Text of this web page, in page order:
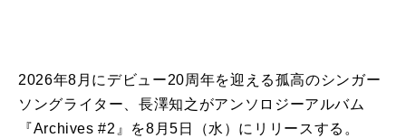
2026年8月にデビュー20周年を迎える孤高のシンガー
ソングライター、長澤知之がアンソロジーアルバム
『Archives #2』を8月5日（水）にリリースする。